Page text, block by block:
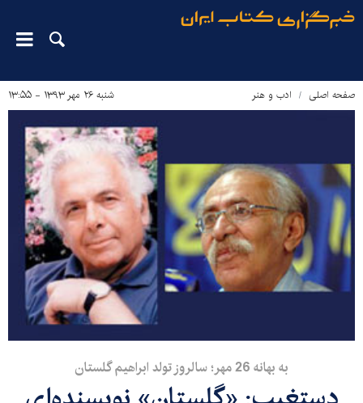
صفحه اصلی ادب و هنر شنبه ۲۶ مهر ۱۳۹۳ - ۱۳:۵۵
به بهانه 26 مهر؛ سالروز تولد ابراهیم گلستان